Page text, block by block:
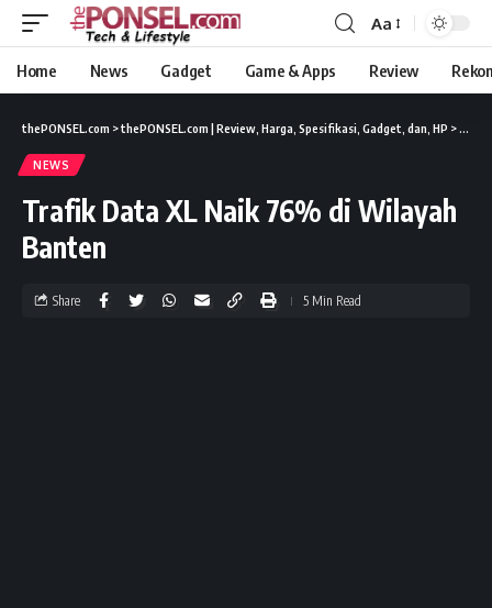
Aa
Home News Gadget Game & Apps Review
thePONSEL.com >thePONSEL.com | Review, Harga, Spesifikasi, Gadget, dan, HP > News
NEWS
Trafik Data XL Naik 76% di Wilayah
Banten
Share 5 Min Read